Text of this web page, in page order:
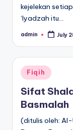
kejelekan
‘Iyadzah itu…
Posted
admin July
Posted
in
Fiqih
Sifat
Basmalah
(ditulis oleh: